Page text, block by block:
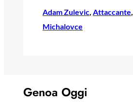
Adam Zulevic, Attaccante,
Michalovce
Genoa Oggi